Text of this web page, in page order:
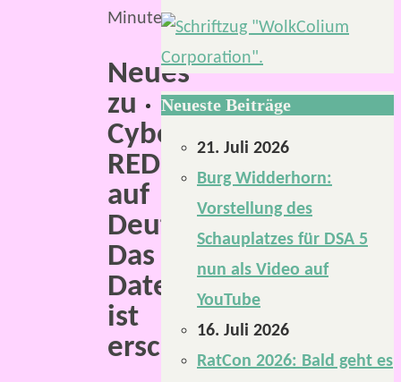
Minuten
Neues
zu
Cyberpunk
RED
auf
Deutsch:
Das
Datenset
ist
erschienen.
Neueste Beiträge
21. Juli 2026
Burg Widderhorn:
Vorstellung des
Schauplatzes für DSA 5
nun als Video auf
YouTube
16. Juli 2026
RatCon 2026: Bald geht es